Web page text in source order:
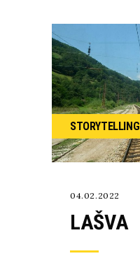
STORYTELLING
04.02.2022
LAŠVA